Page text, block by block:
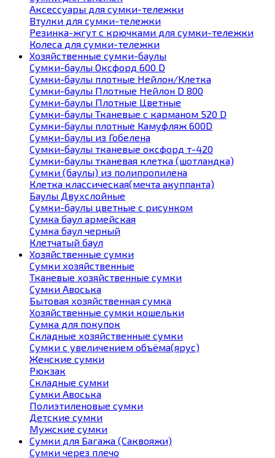
Аксессуары для сумки-тележки
Втулки для сумки-тележки
Резинка-жгут с крючками для сумки-тележки
Колеса для сумки-тележки
Хозяйственные сумки-баулы
Сумки-баулы Оксфорд 600 D
Сумки-баулы плотные Нейлон/Клетка
Сумки-баулы Плотные Нейлон D 800
Сумки-баулы Плотные Цветные
Сумки-баулы Тканевые с карманом 520 D
Сумки-баулы плотные Камуфляж 600D
Сумки-баулы из Гобелена
Сумки-баулы тканевые оксфорд т-420
Сумки-баулы тканевая клетка (шотландка)
Сумки (баулы) из полипропилена
Клетка классическая(мечта акуппанта)
Баулы Двухслойные
Сумки-баулы цветные с рисунком
Сумка баул армейская
Сумка баул черный
Клетчатый баул
Хозяйственные сумки
Сумки хозяйственные
Тканевые хозяйственные сумки
Сумки Авоська
Бытовая хозяйственная сумка
Хозяйственные сумки кошельки
Сумка для покупок
Складные хозяйственные сумки
Сумки с увеличением объёма(ярус)
Женские сумки
Рюкзак
Складные сумки
Сумки Авоська
Полиэтиленовые сумки
Детские сумки
Мужские сумки
Сумки для Багажа (Саквояжи)
Сумки через плечо